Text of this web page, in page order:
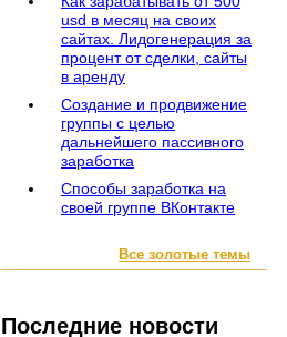
usd в месяц на своих
сайтах. Лидогенерация за
процент от сделки, сайты
в аренду
Создание и продвижение
группы с целью
дальнейшего пассивного
заработка
Способы заработка на
своей группе ВКонтакте
Все золотые темы
Последние новости